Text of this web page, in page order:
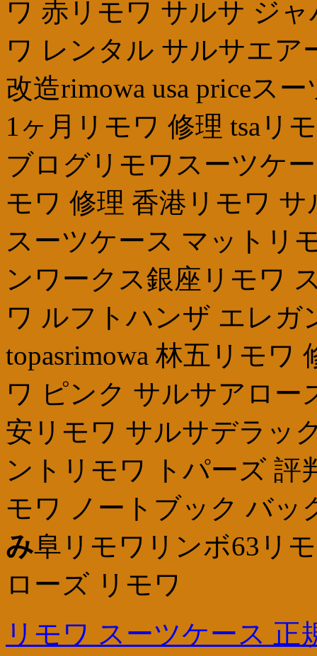
ワ 赤リモワ サルサ ジ
ワ レンタル サルサエ
改造rimowa usa priceス
1ヶ月リモワ 修理 tsaリ
ブログリモワスーツケ
モワ 修理 香港リモワ
スーツケース マットリ
ンワークス銀座リモワ
ワ ルフトハンザ エレガ
topasrimowa 林五リモワ
ワ ピンク サルサアロー
安リモワ サルサデラッ
ントリモワ トパーズ 評
モワ ノートブック バッ
み阜リモワリンボ63リ
ローズ リモワ
リモワ スーツケース 正